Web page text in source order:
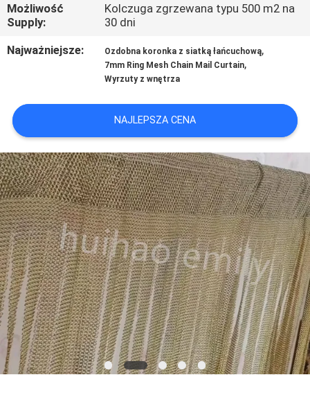
Z
AKTUALNOŚCI
PRZYPADKI
SITEMAP
PRIVACY
POLICY
Możliwość
Supply:
Kolczuga zgrzewana typu 500 m2 na
30 dni
Najważniejsze:
Ozdobna koronka z siatką łańcuchową,
7mm Ring Mesh Chain Mail Curtain,
Wyrzuty z wnętrza
NAJLEPSZA CENA